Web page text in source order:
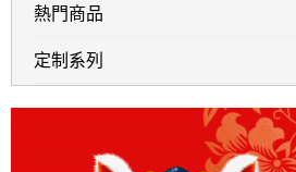
熱門商品
定制系列